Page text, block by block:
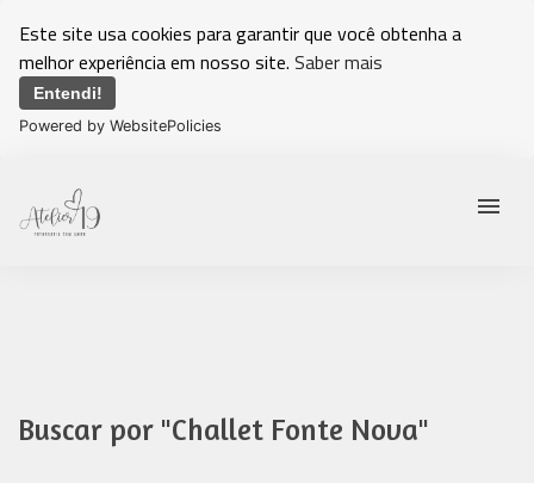
Este site usa cookies para garantir que você obtenha a
melhor experiência em nosso site. Saber mais
Entendi!
Powered by WebsitePolicies
menu
Buscar por "Challet Fonte Nova"